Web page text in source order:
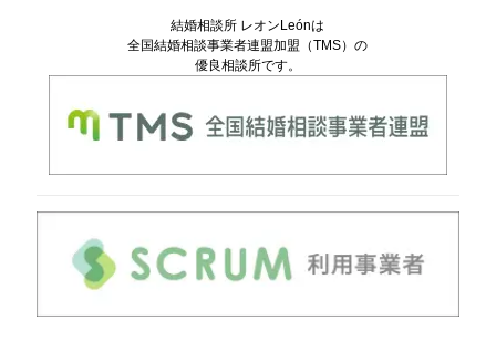
結婚相談所 レオンLeónは
全国結婚相談事業者連盟加盟（TMS）の
優良相談所です。